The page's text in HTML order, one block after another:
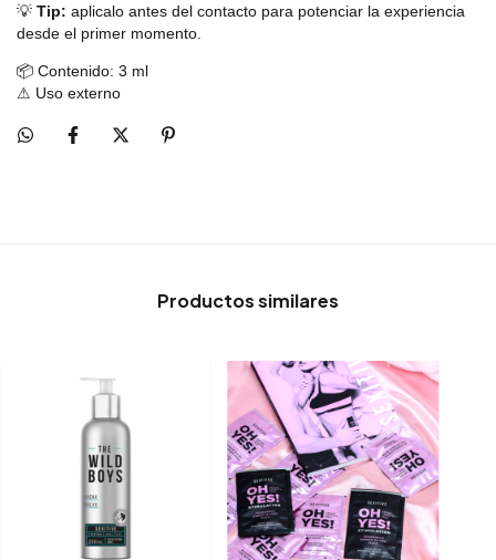
💡 Tip: aplicalo antes del contacto para potenciar la experiencia
desde el primer momento.
📦 Contenido: 3 ml
⚠ Uso externo
Productos similares